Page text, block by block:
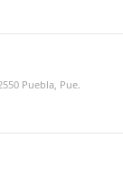
Puebla, Pue.